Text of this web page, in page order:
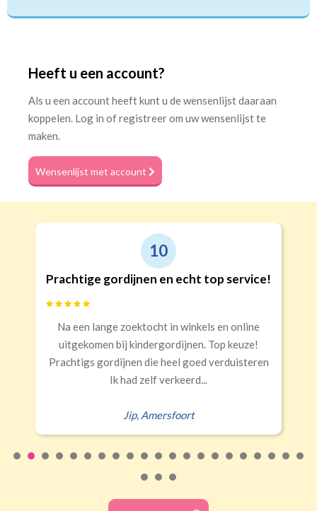
Heeft u een account?
Als u een account heeft kunt u de wensenlijst daaraan
koppelen. Log in of registreer om uw wensenlijst te
maken.
Wensenlijst met account
10
Prachtige gordijnen en echt top service!
Na een lange zoektocht in winkels en online
uitgekomen bij kindergordijnen. Top keuze!
Prachtigs gordijnen die heel goed verduisteren
Ik had zelf verkeerd...
Jip, Amersfoort